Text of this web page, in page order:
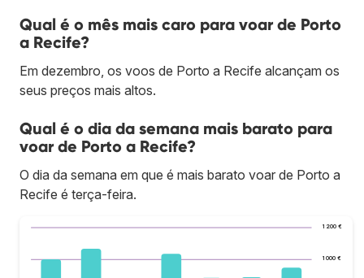
Qual é o mês mais caro para voar de Porto
a Recife?
Em dezembro, os voos de Porto a Recife alcançam os
seus preços mais altos.
Qual é o dia da semana mais barato para
voar de Porto a Recife?
O dia da semana em que é mais barato voar de Porto a
Recife é terça-feira.
1 000 €
1 200 €